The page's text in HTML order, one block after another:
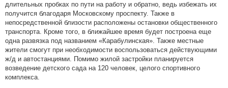
длительных пробках по пути на работу и обратно, ведь избежать их
получится благодаря Московскому проспекту. Также в
непосредственной близости расположены остановки общественного
транспорта. Кроме того, в ближайшее время будет построена еще
одна развязка под названием «Карабулинская». Также местные
жители смогут при необходимости воспользоваться действующими
ж/д и автостанциями. Помимо жилой застройки планируется
возведение детского сада на 120 человек, целого спортивного
комплекса.